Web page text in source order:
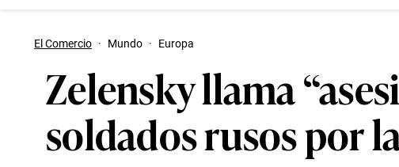
El Comercio · Mundo · Europa
Zelensky llama
soldados rusos por